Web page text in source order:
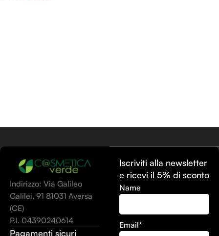
Indirizzo: Via Galileo
Galilei, 91 81031 Aversa
(CE)
P.I. 04390240614
Pagamenti sicuri
Iscriviti alla newsletter
e ricevi il 5% di sconto
Name
Email*